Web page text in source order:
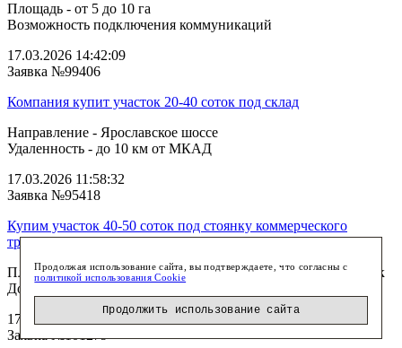
Площадь - от 5 до 10 га
Возможность подключения коммуникаций
17.03.2026 14:42:09
Заявка №99406
Компания купит участок 20-40 соток под склад
Направление - Ярославское шоссе
Удаленность - до 10 км от МКАД
17.03.2026 11:58:32
Заявка №95418
Купим участок 40-50 соток под стоянку коммерческого
транспорта
Площадь - 50 соток - 1 га Направление - север, северо-восток
До 20 км от МКАД Соб...
17.03.2026 11:30:31
Заявка №101279
Продолжая использование сайта, вы подтверждаете, что согласны с
политикой использования Cookie
Продолжить использование сайта